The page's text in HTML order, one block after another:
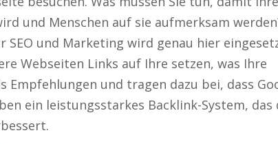
und Menschen auf sie aufmerksam
SEO und Marketing wird genau hier
Webseiten Links auf Ihre setzen, was Ihre
Empfehlungen und tragen dazu bei, dass
ein leistungsstarkes Backlink-System, das